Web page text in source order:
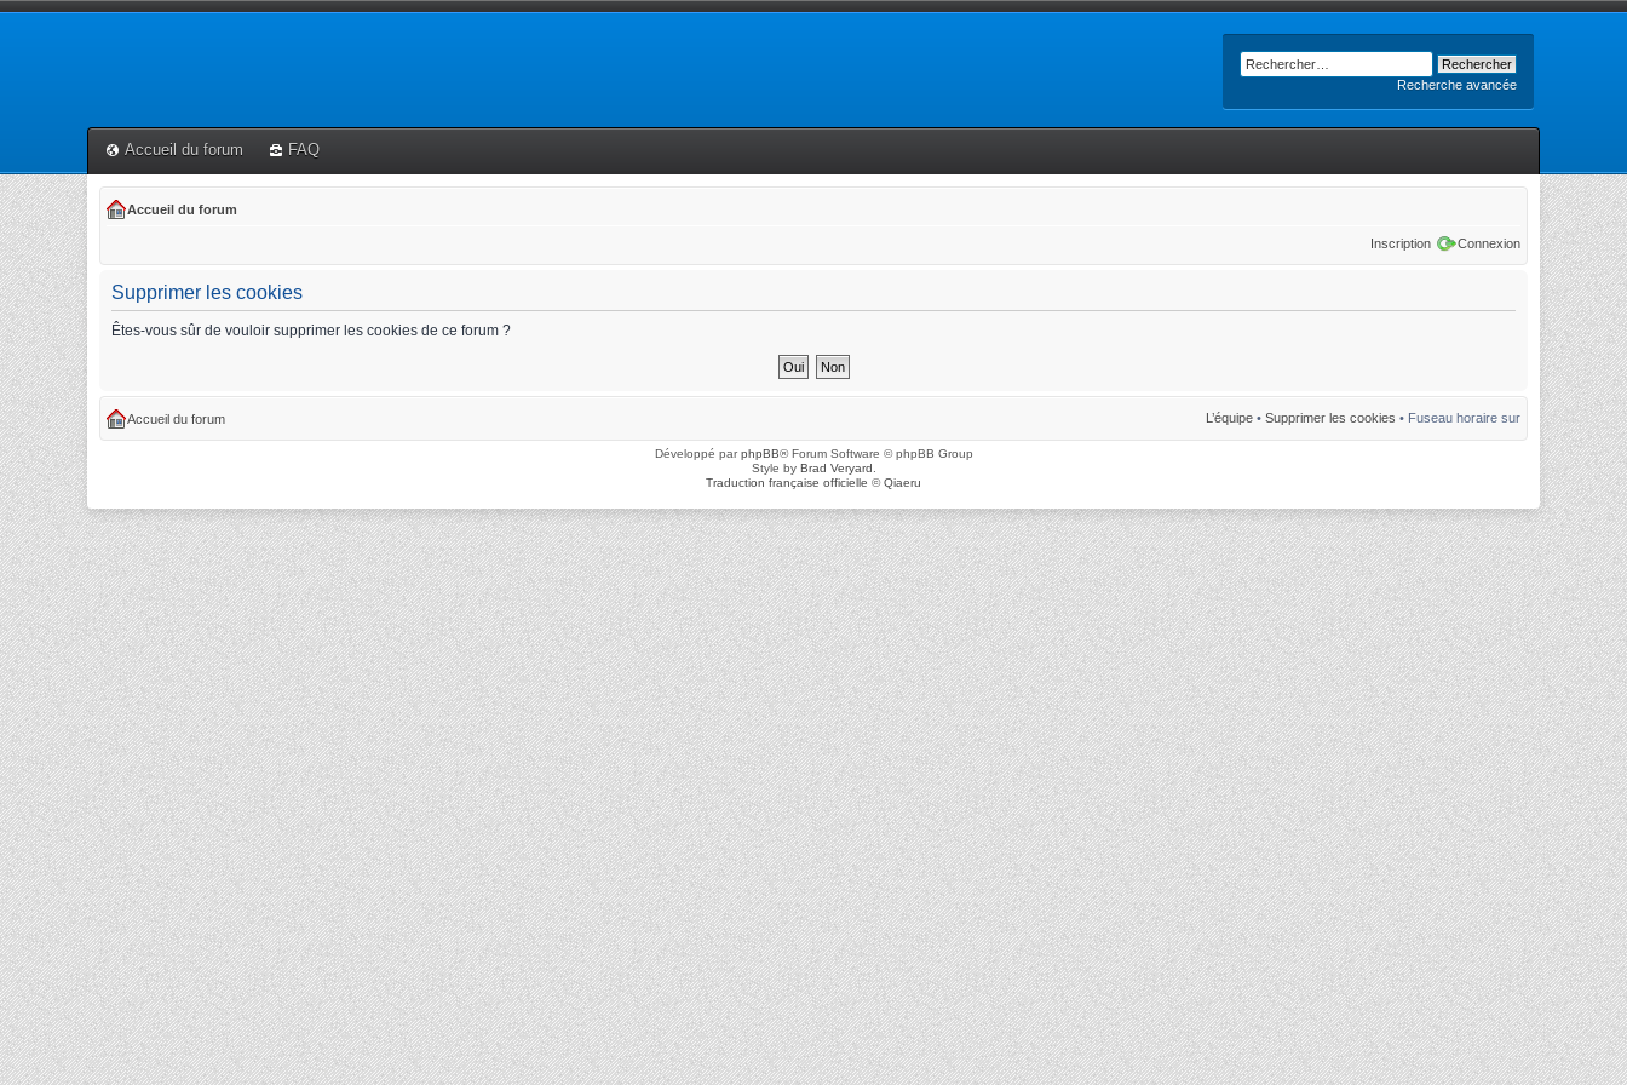
Recherche avancée
Accueil du forum FAQ
Accueil du forum
Inscription Connexion
Supprimer les cookies
Êtes-vous sûr de vouloir supprimer les cookies de ce forum ?
Accueil du forum L’équipe • Supprimer les cookies • Fuseau horaire sur
Développé parphpBB® Forum Software © phpBB Group
Style by Brad Veryard
Traduction française officielle ©Qiaeru